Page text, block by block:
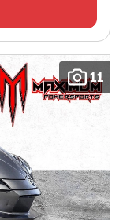
11